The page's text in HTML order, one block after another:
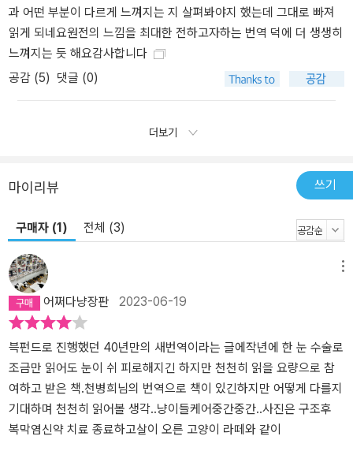
과 어떤 부분이 다르게 느껴지는 지 살펴봐야지 했는데 그대로 빠져
읽게 되네요원전의 느낌을 최대한 전하고자하는 번역 덕에 더 생생히
느껴지는 듯 해요감사합니다
공감 (5) 댓글 (0)
더보기
마이리뷰 쓰기
구매자 (1) 전체 (3)
어쩌다냥장판 2023-06-19
븍펀드로 진행했던 40년만의 새번역이라는 글에작년에 한 눈 수술로
조금만 읽어도 눈이 쉬 피로해지긴 하지만 천천히 읽을 요량으로 참
여하고 받은 책.천병희님의 번역으로 책이 있긴하지만 어떻게 다를지
기대하며 천천히 읽어볼 생각..냥이들케어중간중간..사진은 구조후
복막염신약 치료 종료하고살이 오른 고양이 라떼와 같이